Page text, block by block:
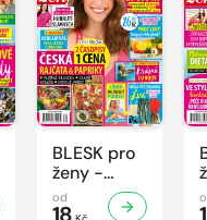
BLESK pro
ženy -
30/2026
od
18